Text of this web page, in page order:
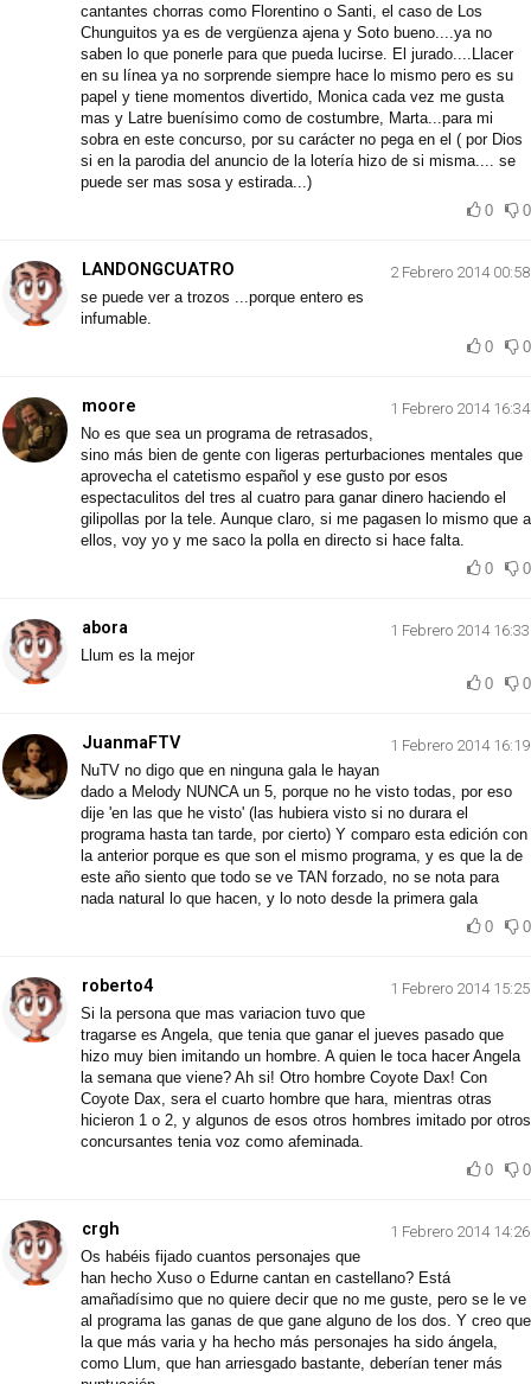
cantantes chorras como Florentino o Santi, el caso de Los
Chunguitos ya es de vergüenza ajena y Soto bueno....ya no
saben lo que ponerle para que pueda lucirse. El jurado....Llacer
en su línea ya no sorprende siempre hace lo mismo pero es su
papel y tiene momentos divertido, Monica cada vez me gusta
mas y Latre buenísimo como de costumbre, Marta...para mi
sobra en este concurso, por su carácter no pega en el ( por Dios
si en la parodia del anuncio de la lotería hizo de si misma.... se
puede ser mas sosa y estirada...)
0
0
LANDONGCUATRO
2 Febrero 2014 00:58
se puede ver a trozos ...porque entero es
infumable.
0
0
moore
1 Febrero 2014 16:34
No es que sea un programa de retrasados,
sino más bien de gente con ligeras perturbaciones mentales que
aprovecha el catetismo español y ese gusto por esos
espectaculitos del tres al cuatro para ganar dinero haciendo el
gilipollas por la tele. Aunque claro, si me pagasen lo mismo que a
ellos, voy yo y me saco la polla en directo si hace falta.
0
0
abora
1 Febrero 2014 16:33
Llum es la mejor
0
0
JuanmaFTV
1 Febrero 2014 16:19
NuTV no digo que en ninguna gala le hayan
dado a Melody NUNCA un 5, porque no he visto todas, por eso
dije 'en las que he visto' (las hubiera visto si no durara el
programa hasta tan tarde, por cierto) Y comparo esta edición con
la anterior porque es que son el mismo programa, y es que la de
este año siento que todo se ve TAN forzado, no se nota para
nada natural lo que hacen, y lo noto desde la primera gala
0
0
roberto4
1 Febrero 2014 15:25
Si la persona que mas variacion tuvo que
tragarse es Angela, que tenia que ganar el jueves pasado que
hizo muy bien imitando un hombre. A quien le toca hacer Angela
la semana que viene? Ah si! Otro hombre Coyote Dax! Con
Coyote Dax, sera el cuarto hombre que hara, mientras otras
hicieron 1 o 2, y algunos de esos otros hombres imitado por otros
concursantes tenia voz como afeminada.
0
0
crgh
1 Febrero 2014 14:26
Os habéis fijado cuantos personajes que
han hecho Xuso o Edurne cantan en castellano? Está
amañadísimo que no quiere decir que no me guste, pero se le ve
al programa las ganas de que gane alguno de los dos. Y creo que
la que más varia y ha hecho más personajes ha sido ángela,
como Llum, que han arriesgado bastante, deberían tener más